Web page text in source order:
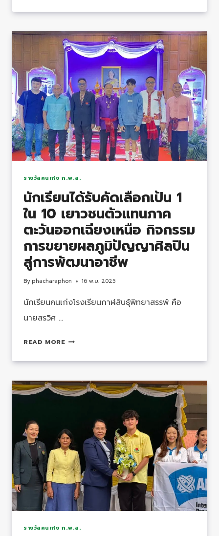
ชนะ
กิจกรรม
การ
แข่งขัน
ตอบ
ปัญหา
ธรรม
วิชาการ
รางวัลคนเก่ง ก.พ.ส.
นักเรียนได้รับคัดเลือกเป้น 1
ใน 10 เยาวชนตัวแทนภาค
ตะวันออกเฉียงเหนือ กิจกรรม
การขยายผลภูมิปัญญาศิลปิน
สู่การพัฒนาอาชีพ
Byphacharaphon 16 พ.ย. 2025
นักเรียนคนเก่งโรงเรียนกาฬสินธุ์พิทยาสรรพ์ คือ
นายสรวิศ …
READ MOREนักเรียน
รับ
เลือก
10
เยาวชน
ตัวแทน
ภาค
ตะวัน
ออก
เฉียง
รางวัลคนเก่ง ก.พ.ส.